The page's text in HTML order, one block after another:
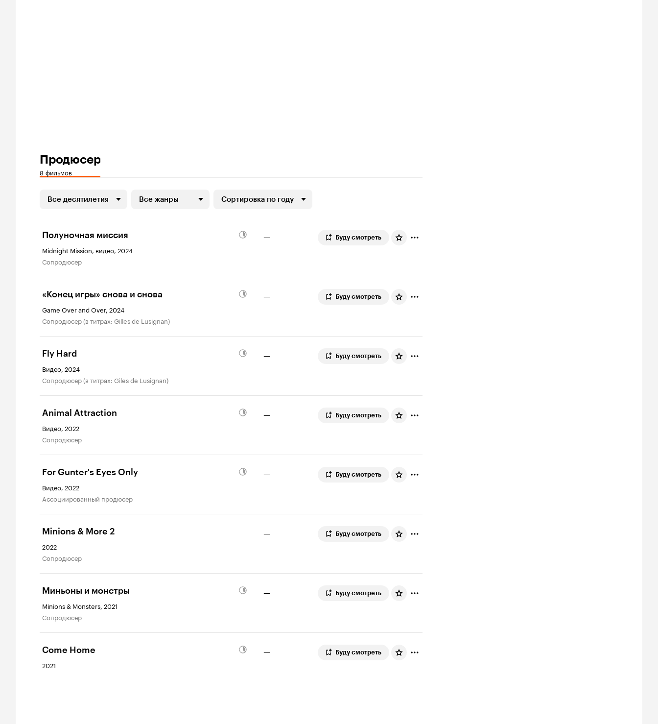
Продюсер
8 фильмов
Все десятилетия Все жанры Сортировка по году
Полуночная миссия
Midnight Mission, видео, 2024
сопродюсер
— Буду смотреть
«Конец игры» снова и снова
Game Over and Over, 2024
сопродюсер (в титрах: Gilles de Lusignan)
— Буду смотреть
Fly Hard
Видео, 2024
сопродюсер (в титрах: Giles de Lusignan)
— Буду смотреть
Animal Attraction
Видео, 2022
сопродюсер
— Буду смотреть
For Gunter's Eyes Only
Видео, 2022
ассоциированный продюсер
— Буду смотреть
Minions & More 2
2022
сопродюсер
— Буду смотреть
Миньоны и монстры
Minions & Monsters, 2021
сопродюсер
— Буду смотреть
Come Home
2021
— Буду смотреть